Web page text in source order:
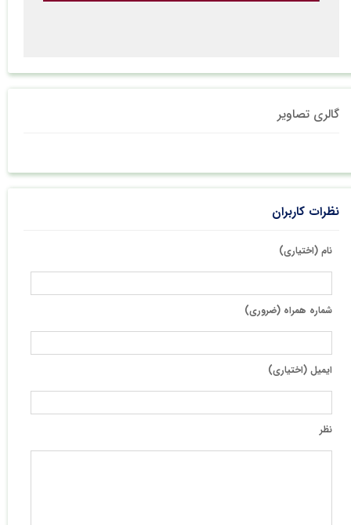
گالری تصاویر
نظرات کاربران
نام (اختیاری)
شماره همراه (ضروری)
ایمیل (اختیاری)
نظر